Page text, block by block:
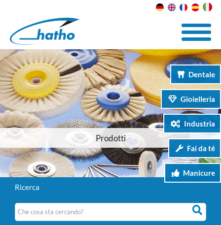
Dentale
Gioielleria
Industria
Fai da té
Manicure
Prodotti
Ricerca